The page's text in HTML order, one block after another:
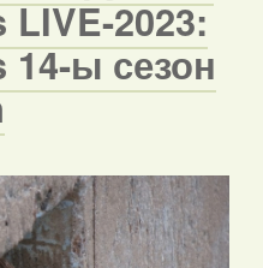
2023:
14-ы сезон